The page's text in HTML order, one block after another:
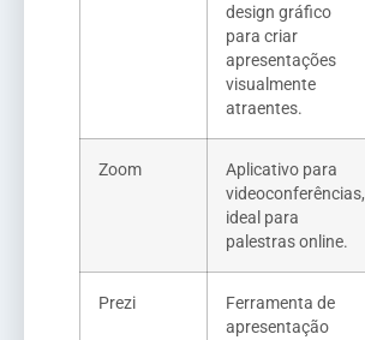
design gráfico
para criar
apresentações
visualmente
atraentes.
Zoom
Aplicativo para
videoconferências,
ideal para
palestras online.
Prezi
Ferramenta de
apresentação